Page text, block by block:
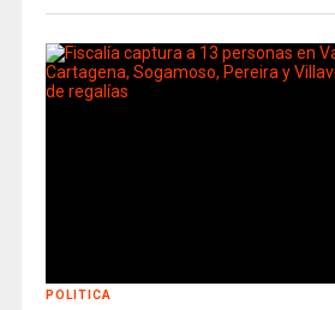
POLITICA